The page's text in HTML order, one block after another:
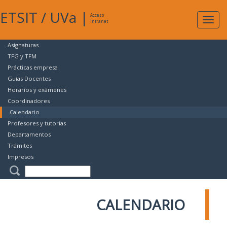
ETSIT / UVa |
Acceso
Intranet
Asignaturas
TFG y TFM
Prácticas empresa
Guías Docentes
Horarios y exámenes
Coordinadores
Calendario
Profesores y tutorías
Departamentos
Trámites
Impresos
CALENDARIO